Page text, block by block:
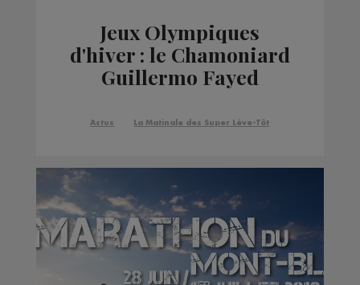
Jeux Olympiques
d'hiver : le Chamoniard
Guillermo Fayed
l'impasse
Actus La Matinale des Super Lève-Tôt